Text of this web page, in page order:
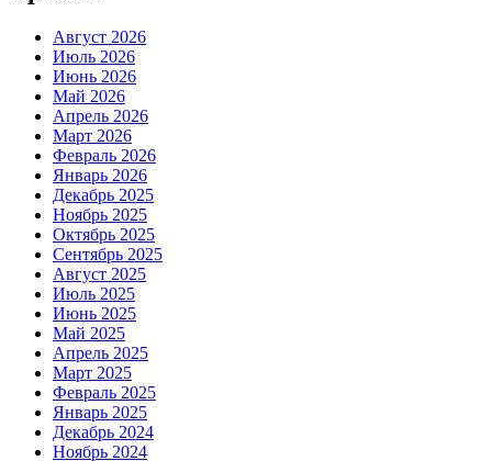
Август 2026
Июль 2026
Июнь 2026
Май 2026
Апрель 2026
Март 2026
Февраль 2026
Январь 2026
Декабрь 2025
Ноябрь 2025
Октябрь 2025
Сентябрь 2025
Август 2025
Июль 2025
Июнь 2025
Май 2025
Апрель 2025
Март 2025
Февраль 2025
Январь 2025
Декабрь 2024
Ноябрь 2024